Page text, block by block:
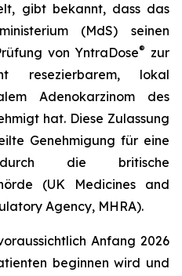
gibt bekannt, dass das
(MdS) seinen
von YntraDose® zur
resezierbarem, lokal
Adenokarzinom des
hat. Diese Zulassung
Genehmigung für eine
die britische
(UK Medicines and
Agency, MHRA).
Anfang 2026
beginnen wird und